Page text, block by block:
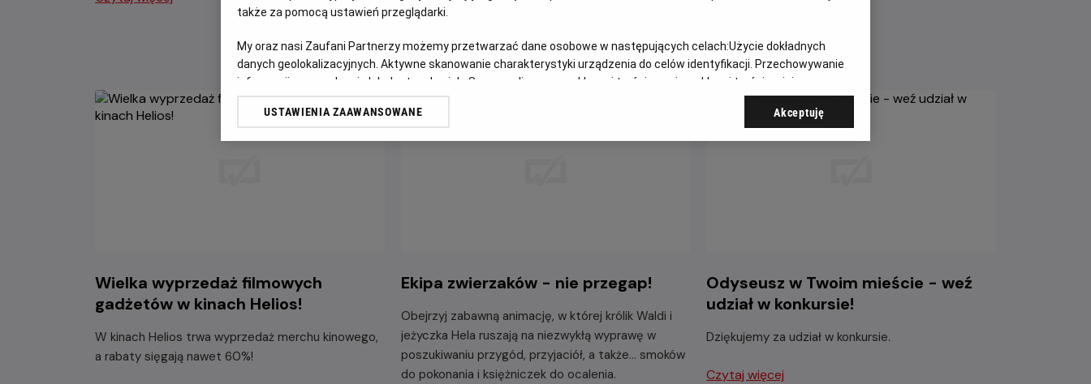
Czytaj więcej
Wielka wyprzedaż filmowych
gadżetów w kinach Helios!
W kinach Helios trwa wyprzedaż merchu kinowego,
a rabaty sięgają nawet 60%!
Ekipa zwierzaków - nie przegap!
Obejrzyj zabawną animację, w której królik Waldi i
jeżyczka Hela ruszają na niezwykłą wyprawę w
poszukiwaniu przygód, przyjaciół, a także... smoków
do pokonania i księżniczek do ocalenia.
Odyseusz w Twoim mieście - weź
udział w konkursie!
Dziękujemy za udział w konkursie.
Czytaj więcej
także za pomocą ustawień przeglądarki.
My oraz nasi Zaufani Partnerzy możemy przetwarzać dane osobowe w następujących celach:Użycie dokładnych
danych geolokalizacyjnych. Aktywne skanowanie charakterystyki urządzenia do celów identyfikacji. Przechowywanie
informacji na urządzeniu lub dostęp do nich. Spersonalizowane reklamy i treści, pomiar reklam i treści, opinie
odbiorców i ulepszanie usług.
USTAWIENIA ZAAWANSOWANE Akceptuję